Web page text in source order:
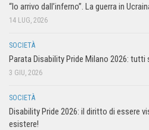
“Io arrivo dall’inferno”. La guerra in
14 LUG, 2026
SOCIETÀ
Parata Disability Pride Milano 2026:
3 GIU, 2026
SOCIETÀ
Disability Pride 2026: il diritto di essere
esistere!